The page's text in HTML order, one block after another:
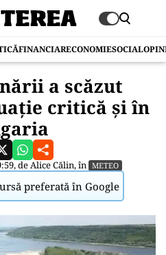
FINANCIARECONOMIESOCIAL
a scăzut
critică și în
deAlice Călin, în METEO
preferată în Google